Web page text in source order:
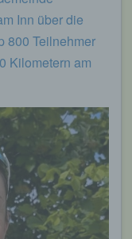
Inn über die
800 Teilnehmer
Kilometern am